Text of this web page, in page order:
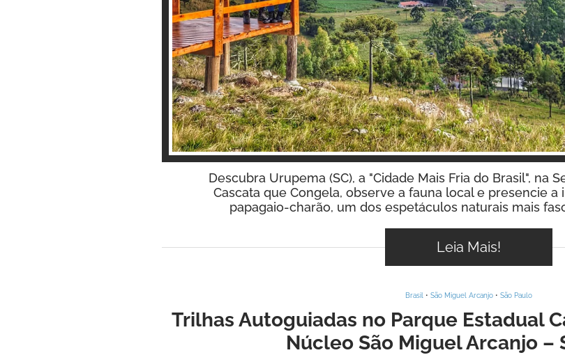
Descubra Urupema (SC), a "Cidade Mais Fria do Brasil", na
Cascata que Congela, observe a fauna local e presencie
papagaio-charão, um dos espetáculos naturais mais
Leia Mais!
Brasil • São Miguel Arcanjo • São Paulo
Trilhas Autoguiadas no Parque Estadual
Núcleo São Miguel Arcanjo –